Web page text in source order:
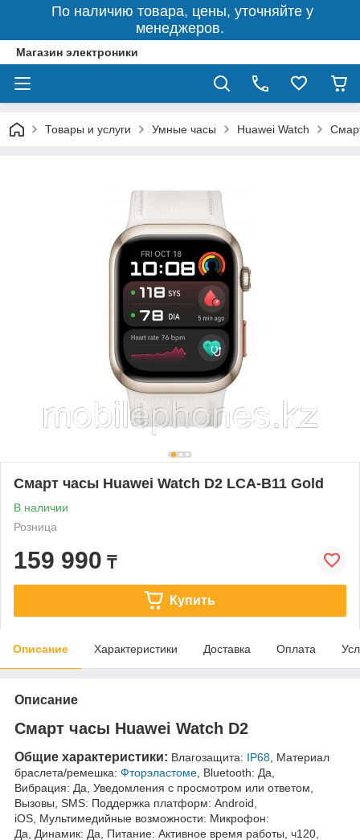
По наличию товара, цены, уточняйте у
менеджеров.
Магазин электроники
Товары и услуги Умные часы Huawei Watch
Смарт часы Huawei Watch D2 LCA-B11 Gold
В наличии
Розница
159 990 ₸
Купить
Описание Характеристики Доставка Оплата
Описание
Смарт часы Huawei Watch D2
Общие характеристики: Влагозащита: IP68, Материал
браслета/ремешка: Фторэластоме, Bluetooth: Да,
Вибрация: Да, Уведомления с просмотром или ответом,
Вызовы, SMS: Поддержка платформ: Android,
iOS, Мультимедийные возможности: Микрофон:
Да, Динамик: Да, Питание: Активное время работы, ч120,